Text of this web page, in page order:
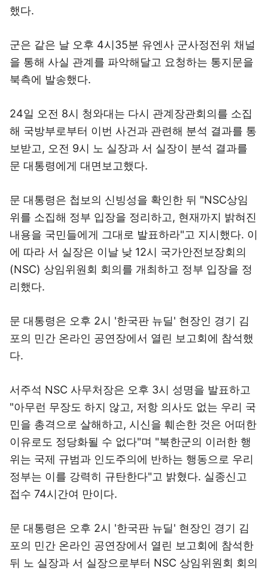
했다.
군은 같은 날 오후 4시35분 유엔사 군사정전위 채널
을 통해 사실 관계를 파악해달고 요청하는 통지문을
북측에 발송했다.
24일 오전 8시 청와대는 다시 관계장관회의를 소집
해 국방부로부터 이번 사건과 관련해 분석 결과를 통
보받고, 오전 9시 노 실장과 서 실장이 분석 결과를
문 대통령에게 대면보고했다.
문 대통령은 첩보의 신빙성을 확인한 뒤 "NSC상임
위를 소집해 정부 입장을 정리하고, 현재까지 밝혀진
내용을 국민들에게 그대로 발표하라"고 지시했다. 이
에 따라 서 실장은 이날 낮 12시 국가안전보장회의
(NSC) 상임위원회 회의를 개최하고 정부 입장을 정
리했다.
문 대통령은 오후 2시 '한국판 뉴딜' 현장인 경기 김
포의 민간 온라인 공연장에서 열린 보고회에 참석했
다.
서주석 NSC 사무처장은 오후 3시 성명을 발표하고
"아무런 무장도 하지 않고, 저항 의사도 없는 우리 국
민을 총격으로 살해하고, 시신을 훼손한 것은 어떠한
이유로도 정당화될 수 없다"며 "북한군의 이러한 행
위는 국제 규범과 인도주의에 반하는 행동으로 우리
정부는 이를 강력히 규탄한다"고 밝혔다. 실종신고
접수 74시간여 만이다.
문 대통령은 오후 2시 '한국판 뉴딜' 현장인 경기 김
포의 민간 온라인 공연장에서 열린 보고회에 참석한
뒤 노 실장과 서 실장으로부터 NSC 상임위원회 회의